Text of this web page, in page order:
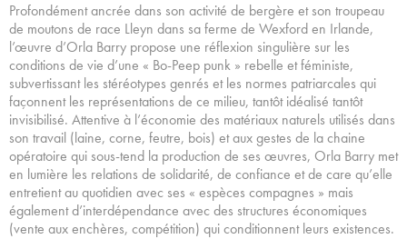
Profondément ancrée dans son activité de bergère et son troupeau
de moutons de race Lleyn dans sa ferme de Wexford en Irlande,
l’œuvre d’Orla Barry propose une réflexion singulière sur les
conditions de vie d’une « Bo-Peep punk » rebelle et féministe,
subvertissant les stéréotypes genrés et les normes patriarcales qui
façonnent les représentations de ce milieu, tantôt idéalisé tantôt
invisibilisé. Attentive à l’économie des matériaux naturels utilisés dans
son travail (laine, corne, feutre, bois) et aux gestes de la chaine
opératoire qui sous-tend la production de ses œuvres, Orla Barry met
en lumière les relations de solidarité, de confiance et de care qu’elle
entretient au quotidien avec ses « espèces compagnes » mais
également d’interdépendance avec des structures économiques
(vente aux enchères, compétition) qui conditionnent leurs existences.